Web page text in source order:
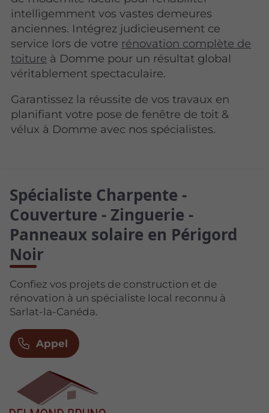
intelligemment vos vastes demeures
anciennes. Intégrez judicieusement ce
service lors de votre rénovation complète de
toiture à Domme pour un résultat global
véritablement spectaculaire.
Garantissez la réussite de vos travaux en
planifiant votre pose de fenêtre de toit &
vélux à Domme avec nos spécialistes.
Spécialiste Charpente -
Couverture - Zinguerie -
Panneaux solaire en Périgord
Noir
Confiez vos projets de construction et de
rénovation à un spécialiste local reconnu à
Sarlat-la-Canéda.
Appel